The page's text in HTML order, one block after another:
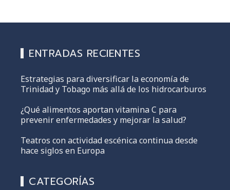
ENTRADAS RECIENTES
Estrategias para diversificar la economía de
Trinidad y Tobago más allá de los hidrocarburos
¿Qué alimentos aportan vitamina C para
prevenir enfermedades y mejorar la salud?
Teatros con actividad escénica continua desde
hace siglos en Europa
CATEGORÍAS